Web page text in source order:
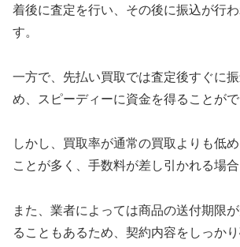
着後に査定を行い、その後に振込が行
す。
一方で、先払い買取では査定後すぐに
め、スピーディーに資金を得ることがで
しかし、買取率が通常の買取よりも低
ことが多く、手数料が差し引かれる場合
また、業者によっては商品の送付期限
ることもあるため、契約内容をしっか